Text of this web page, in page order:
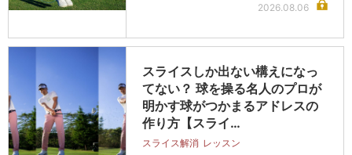
2026.08.06
スライスしか出ない構えになっ
てない？ 球を操る名人のプロが
明かす球がつかまるアドレスの
作り方【スライ…
スライス解消 レッスン